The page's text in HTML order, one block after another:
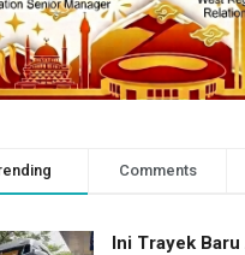
Comments
Ini Trayek